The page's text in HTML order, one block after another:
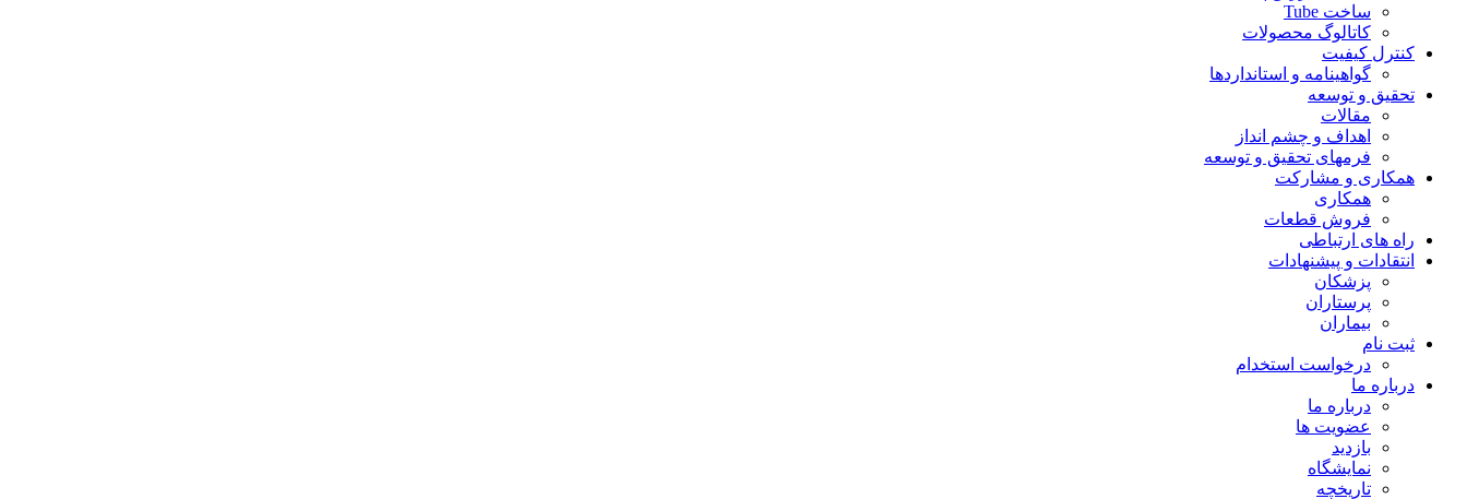
ساخت Tube
کاتالوگ محصولات
کنترل کیفیت
گواهينامه و استانداردها
تحقيق و توسعه
مقالات
اهداف و چشم انداز
فرمهای تحقیق و توسعه
همکاری و مشارکت
همکاری
فروش قطعات
راه های ارتباطی
انتقادات و پيشنهادات
پزشكان
پرستاران
بيماران
ثبت نام
درخواست استخدام
درباره ما
درباره ما
عضویت ها
بازدید
نمایشگاه
تاريخچه